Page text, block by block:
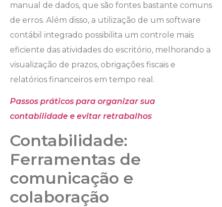
manual de dados, que são fontes bastante comuns
de erros. Além disso, a utilização de um software
contábil integrado possibilita um controle mais
eficiente das atividades do escritório, melhorando a
visualização de prazos, obrigações fiscais e
relatórios financeiros em tempo real.
Passos práticos para organizar sua
contabilidade e evitar retrabalhos
Contabilidade:
Ferramentas de
comunicação e
colaboração